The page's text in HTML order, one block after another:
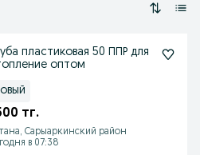
50 ППР для
оптом
тг.
Сарыаркинский район
в 07:38